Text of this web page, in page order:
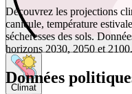
Climat
Découvrez les projections
canicule, température
sécheresses des sols.
horizons 2030, 2050 et 2100.
Données